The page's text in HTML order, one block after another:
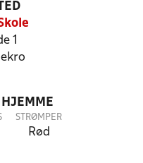
1
HJEMME
STRØMPER
Rød